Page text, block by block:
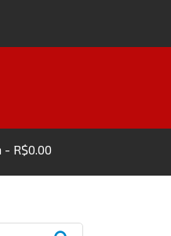
com FRETE GRÁTIS -
R$0.00